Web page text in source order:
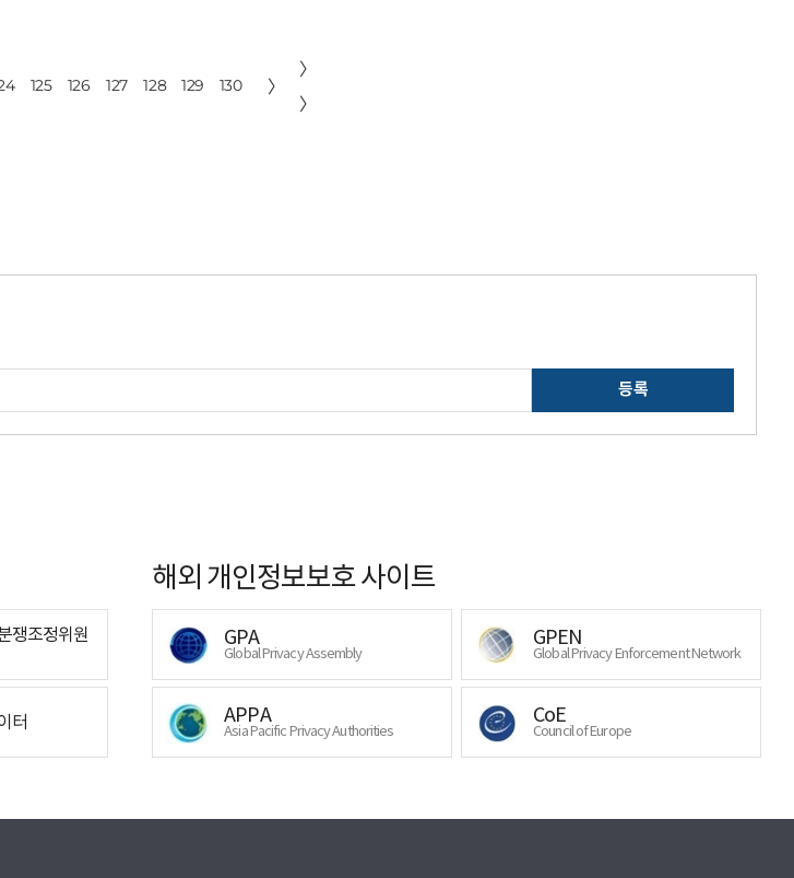
125 126 127 128 129 130 〉
〉
〉
등록
쟁조정위원
터
해외 개인정보보호 사이트
GPA
Global Privacy Assembly
GPEN
Global Privacy Enforcement Network
APPA
Asia Pacific Privacy Authorities
CoE
Council of Europe